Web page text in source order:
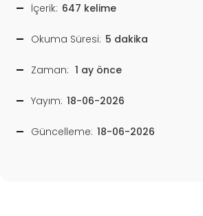
İçerik: 647 kelime
Okuma Süresi: 5 dakika
Zaman: 1 ay önce
Yayım: 18-06-2026
Güncelleme: 18-06-2026